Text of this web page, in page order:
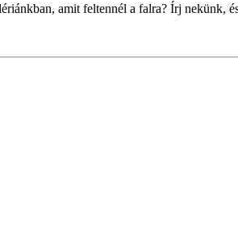
amit feltennél a falra? Írj nekünk,